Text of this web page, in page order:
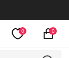
0 0